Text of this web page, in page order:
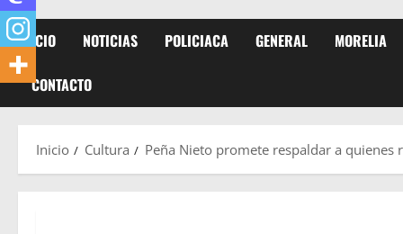
INICIO NOTICIAS POLICIACA GENERAL MORELIA
CONTACTO
Inicio Cultura Peña Nieto promete respaldar a quienes